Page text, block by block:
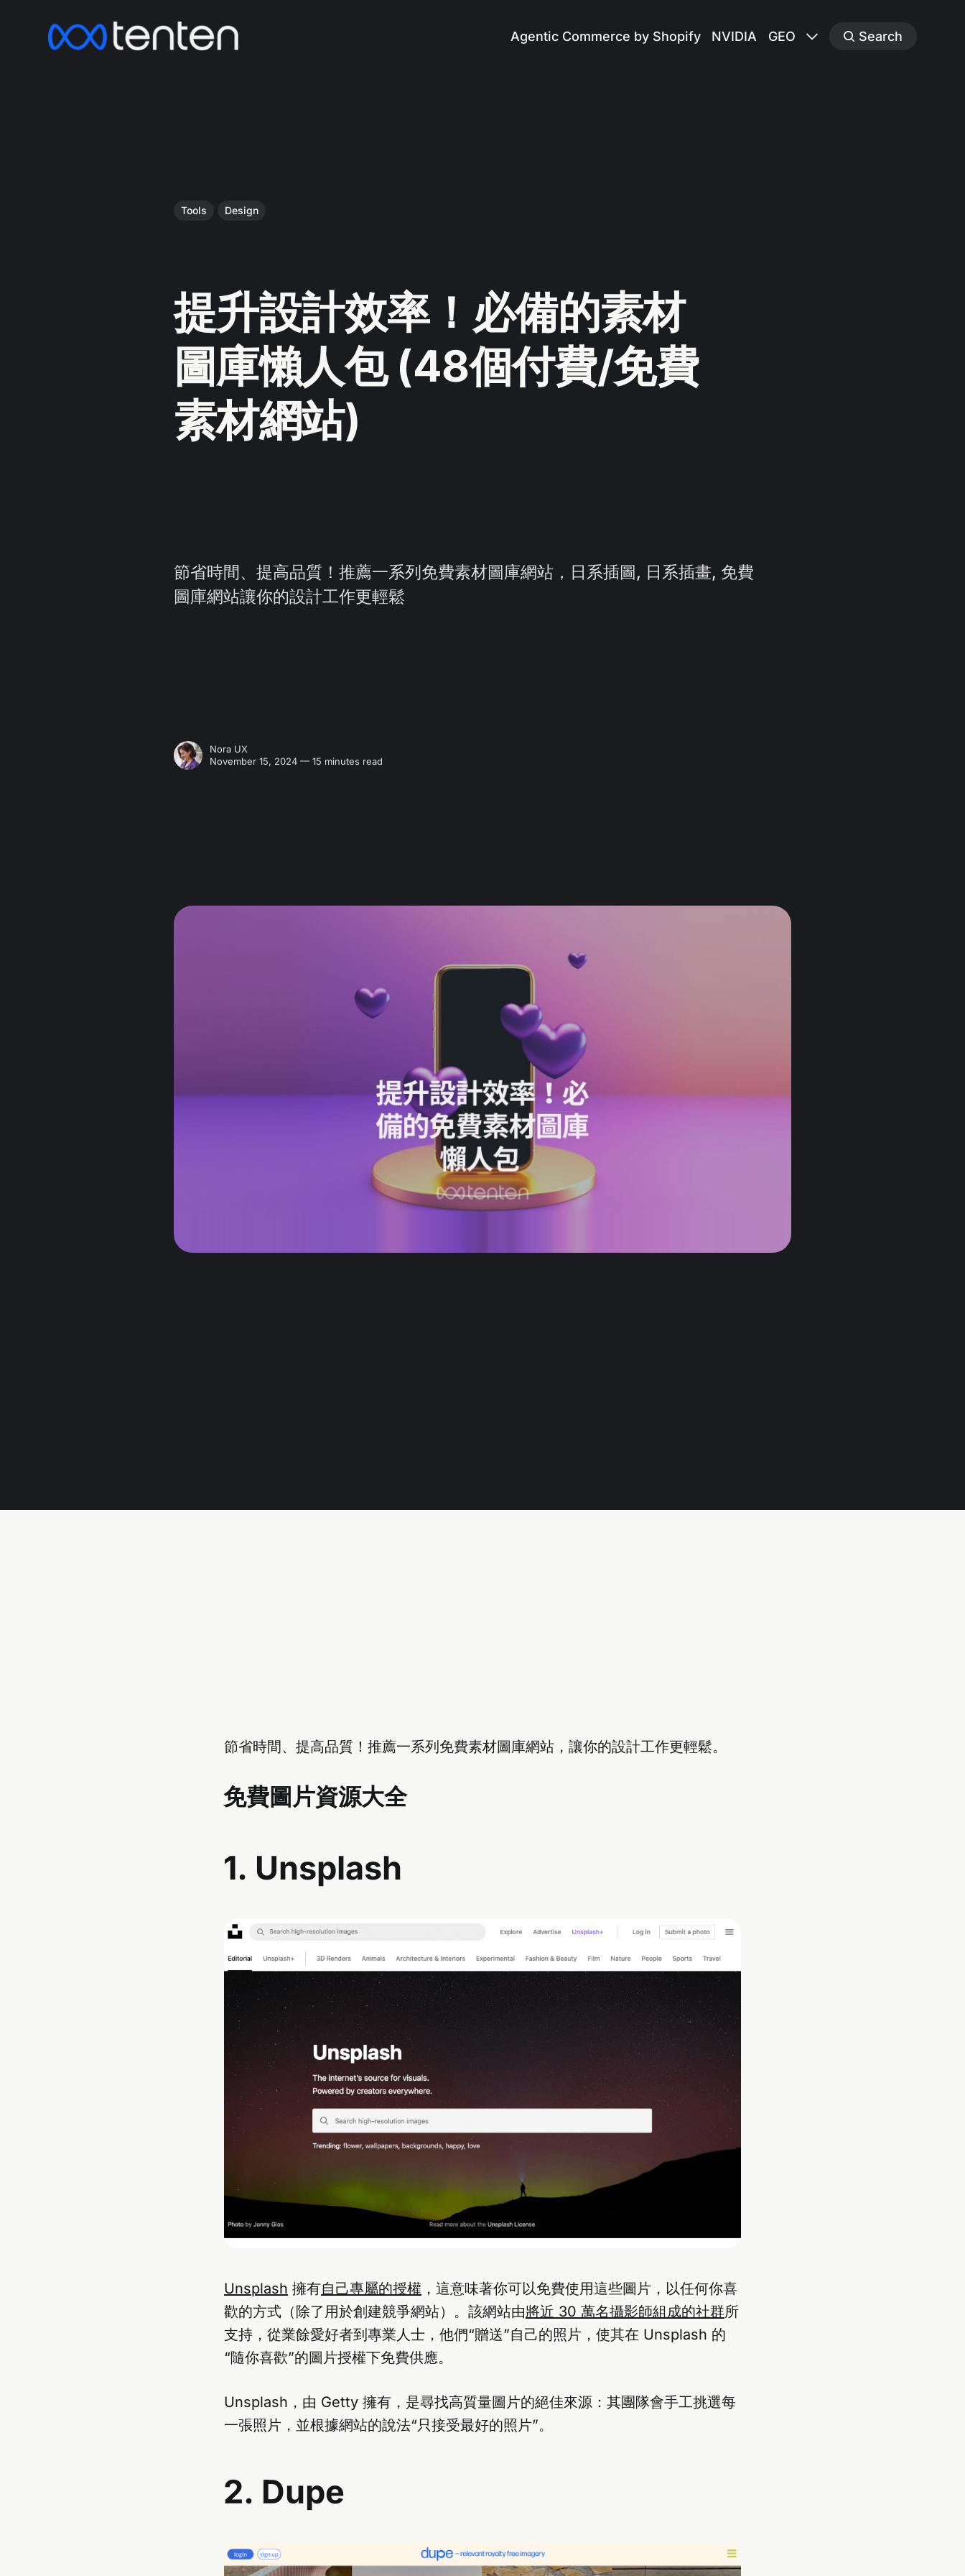
Agentic Commerce by Shopify NVIDIA GEO Search
Tools Design
提升設計效率！必備的素材
圖庫懶人包 (48個付費/免費
素材網站)
節省時間、提高品質！推薦一系列免費素材圖庫網站，日系插圖, 日系插畫, 免費
圖庫網站讓你的設計工作更輕鬆
Nora UX
November 15, 2024 — 15 minutes read
節省時間、提高品質！推薦一系列免費素材圖庫網站，讓你的設計工作更輕鬆。
免費圖片資源大全
1. Unsplash
Unsplash 擁有自己專屬的授權 ，這意味著你可以免費使用這些圖片，以任何你喜
歡的方式（除了用於創建競爭網站）。該網站由將近 30 萬名攝影師組成的社群所
支持，從業餘愛好者到專業人士，他們“贈送”自己的照片，使其在 Unsplash 的
“隨你喜歡”的圖片授權下免費供應。
Unsplash，由 Getty 擁有，是尋找高質量圖片的絕佳來源：其團隊會手工挑選每
一張照片，並根據網站的說法“只接受最好的照片”。
2. Dupe